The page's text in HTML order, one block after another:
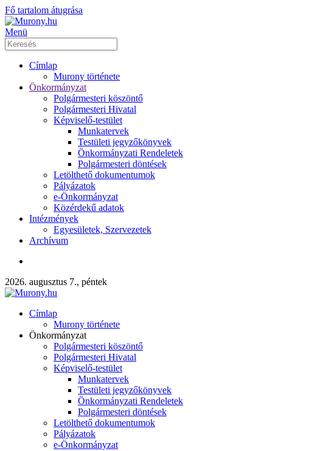
Fő tartalom átugrása
Menü
Címlap
Murony története
Önkormányzat
Polgármesteri köszöntő
Polgármesteri Hivatal
Képviselő-testület
Munkatervek
Testületi jegyzőkönyvek
Önkormányzati Rendeletek
Polgármesteri döntések
Letölthető dokumentumok
Pályázatok
e-Önkormányzat
Közérdekű adatok
Intézmények
Egyesületek, Szervezetek
Archívum
2026. augusztus 7., péntek
Címlap
Murony története
Önkormányzat
Polgármesteri köszöntő
Polgármesteri Hivatal
Képviselő-testület
Munkatervek
Testületi jegyzőkönyvek
Önkormányzati Rendeletek
Polgármesteri döntések
Letölthető dokumentumok
Pályázatok
e-Önkormányzat